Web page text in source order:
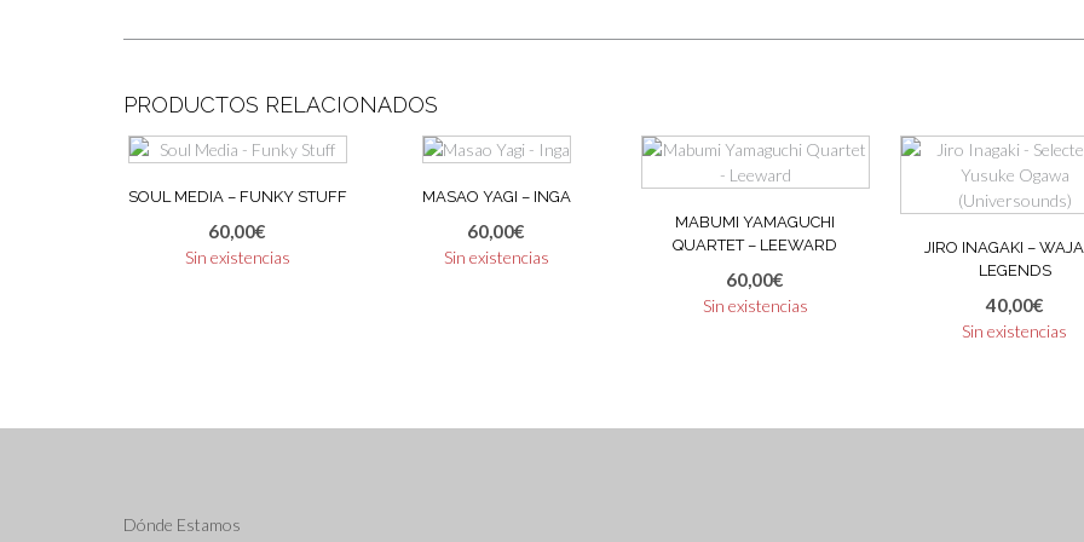
PRODUCTOS RELACIONADOS
SOUL MEDIA – FUNKY STUFF
60,00€
Sin existencias
MASAO YAGI – INGA
60,00€
Sin existencias
MABUMI YAMAGUCHI
QUARTET – LEEWARD
60,00€
Sin existencias
JIRO INAGAKI –
LEGENDS
40,00€
Sin existencias
Dónde Estamos